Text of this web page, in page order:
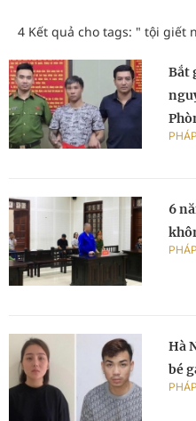
4 Kết quả cho tags: " tội giết
Bắt
6
Hà
bé